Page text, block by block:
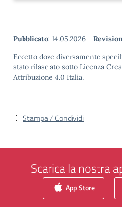
Pubblicato: 14.05.2026 -
Eccetto dove diversamente
stato rilasciato sotto Licenza
Attribuzione 4.0 Italia.
Stampa / Condividi
Scarica la nostra
App Store